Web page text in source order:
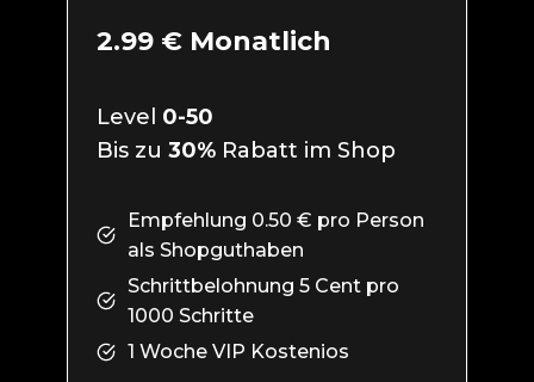
2.99 € Monatlich
Level 0-50
Bis zu 30% Rabatt im Shop
Empfehlung 0.50 € pro Person
als Shopguthaben
Schrittbelohnung 5 Cent pro
1000 Schritte
1 Woche VIP Kostenios